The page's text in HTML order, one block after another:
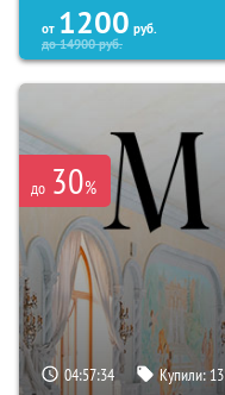
от 1200 руб.
до14900руб.
до 30%
04:57:33 Купили:13